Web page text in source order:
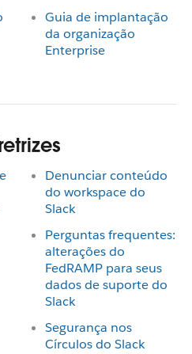
Guia de implantação
da organização
Enterprise
Denunciar conteúdo
do workspace do
Slack
Perguntas frequentes:
alterações do
FedRAMP para seus
dados de suporte do
Slack
Segurança nos
Círculos do Slack